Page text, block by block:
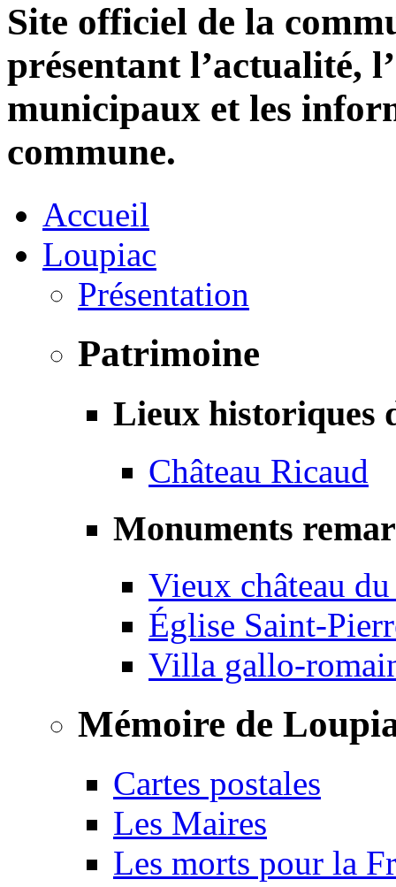
Site officiel de la
présentant l’actualité,
municipaux et les
commune.
Accueil
Loupiac
Présentation
Patrimoine
Lieux historiques
Château Ricaud
Monuments
Vieux château
Église Saint-
Villa gallo-
Mémoire de
Cartes postales
Les Maires
Les morts pour la